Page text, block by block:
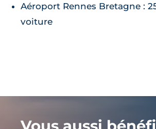
Aéroport Rennes Bretagne :
voiture
Vous aussi